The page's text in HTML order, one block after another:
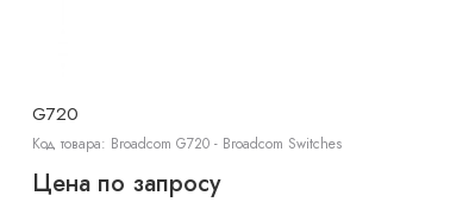
G720
Код товара: Broadcom G720 - Broadcom Switches
Цена по запросу